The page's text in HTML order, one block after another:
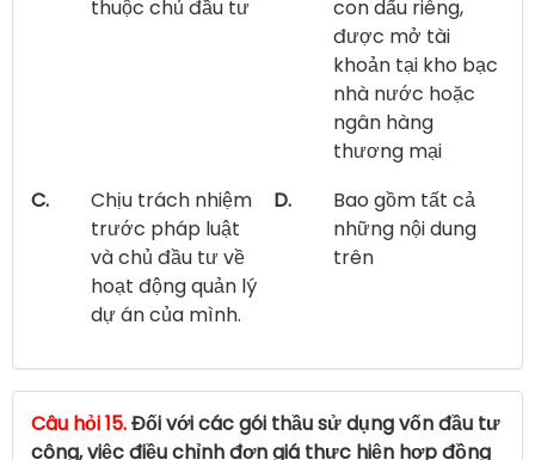
thuộc chủ đầu tư
con dấu riêng,
được mở tài
khoản tại kho bạc
nhà nước hoặc
ngân hàng
thương mại
C.
Chịu trách nhiệm
trước pháp luật
và chủ đầu tư về
hoạt động quản lý
dự án của mình.
D.
Bao gồm tất cả
những nội dung
trên
Câu hỏi 15.Đối với các gói thầu sử dụng vốn đầu tư
công, việc điều chỉnh đơn giá thực hiện hợp đồng